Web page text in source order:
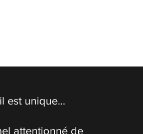
est unique...
attentionné de